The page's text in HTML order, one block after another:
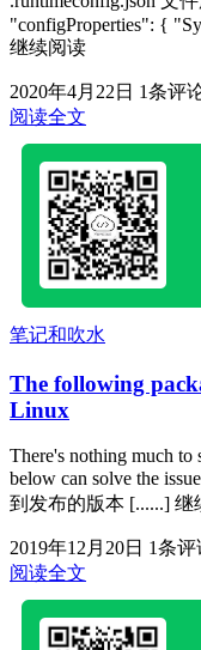
"configProperties": {
继续阅读
2020年4月22日 1条评
阅读全文
笔记和吹水
The following
Linux
There's nothing much to
below can solve the
到发布的版本 [......] 继
2019年12月20日 1条评
阅读全文